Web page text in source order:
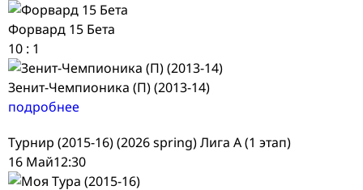
Форвард 15 Бета
10 : 1
Зенит-Чемпионика (П) (2013-14)
подробнее
Турнир (2015-16) (2026 spring) Лига А (1 этап)
16 Май12:30